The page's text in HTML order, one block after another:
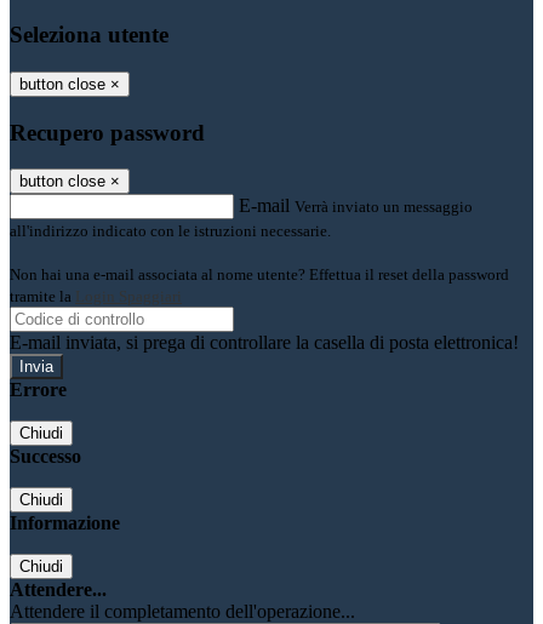
Seleziona utente
button close ×
Recupero password
button close ×
E-mail Verrà inviato un messaggio
all'indirizzo indicato con le istruzioni necessarie.
Non hai una e-mail associata al nome utente? Effettua il reset della password
tramite la Login Spaggiari
E-mail inviata, si prega di controllare la casella di posta elettronica!
Errore
Chiudi
Successo
Chiudi
Informazione
Chiudi
Attendere...
Attendere il completamento dell'operazione...